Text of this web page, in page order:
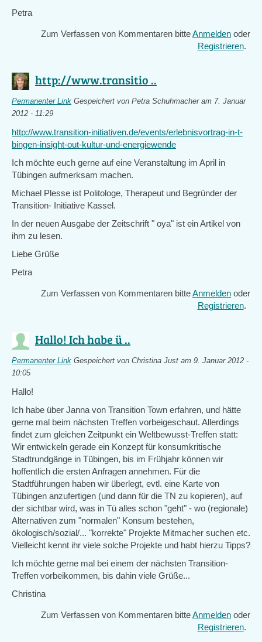
Petra
Zum Verfassen von Kommentaren bitteAnmelden oder
Registrieren.
http://www.transitio ..
Permanenter Link Gespeichert von Petra Schuhmacheram 7. Januar
2012 - 11:29
http://www.transition-initiativen.de/events/erlebnisvortrag-in-t-
bingen-insight-out-kultur-und-energiewende
Ich möchte euch gerne auf eine Veranstaltung im April in
Tübingen aufmerksam machen.
Michael Plesse ist Politologe, Therapeut und Begründer der
Transition- Initiative Kassel.
In der neuen Ausgabe der Zeitschrift " oya" ist ein Artikel von
ihm zu lesen.
Liebe Grüße
Petra
Zum Verfassen von Kommentaren bitteAnmelden oder
Registrieren.
Hallo! Ich habe ü ..
Permanenter Link Gespeichert von Christina Just am 9. Januar 2012 -
10:05
Hallo!
Ich habe über Janna von Transition Town erfahren, und hätte
gerne mal beim nächsten Treffen vorbeigeschaut. Allerdings
findet zum gleichen Zeitpunkt ein Weltbewusst-Treffen statt:
Wir entwickeln gerade ein Konzept für konsumkritische
Stadtrundgänge in Tübingen, bis im Frühjahr können wir
hoffentlich die ersten Anfragen annehmen. Für die
Stadtführungen haben wir überlegt, evtl. eine Karte von
Tübingen anzufertigen (und dann für die TN zu kopieren), auf
der sichtbar wird, was in Tü alles schon "geht" - wo (regionale)
Alternativen zum "normalen" Konsum bestehen,
ökologisch/sozial/... "korrekte" Projekte Mitmacher suchen etc.
Vielleicht kennt ihr viele solche Projekte und habt hierzu Tipps?
Ich möchte gerne mal bei einem der nächsten Transition-
Treffen vorbeikommen, bis dahin viele Grüße...
Christina
Zum Verfassen von Kommentaren bitteAnmelden oder
Registrieren.